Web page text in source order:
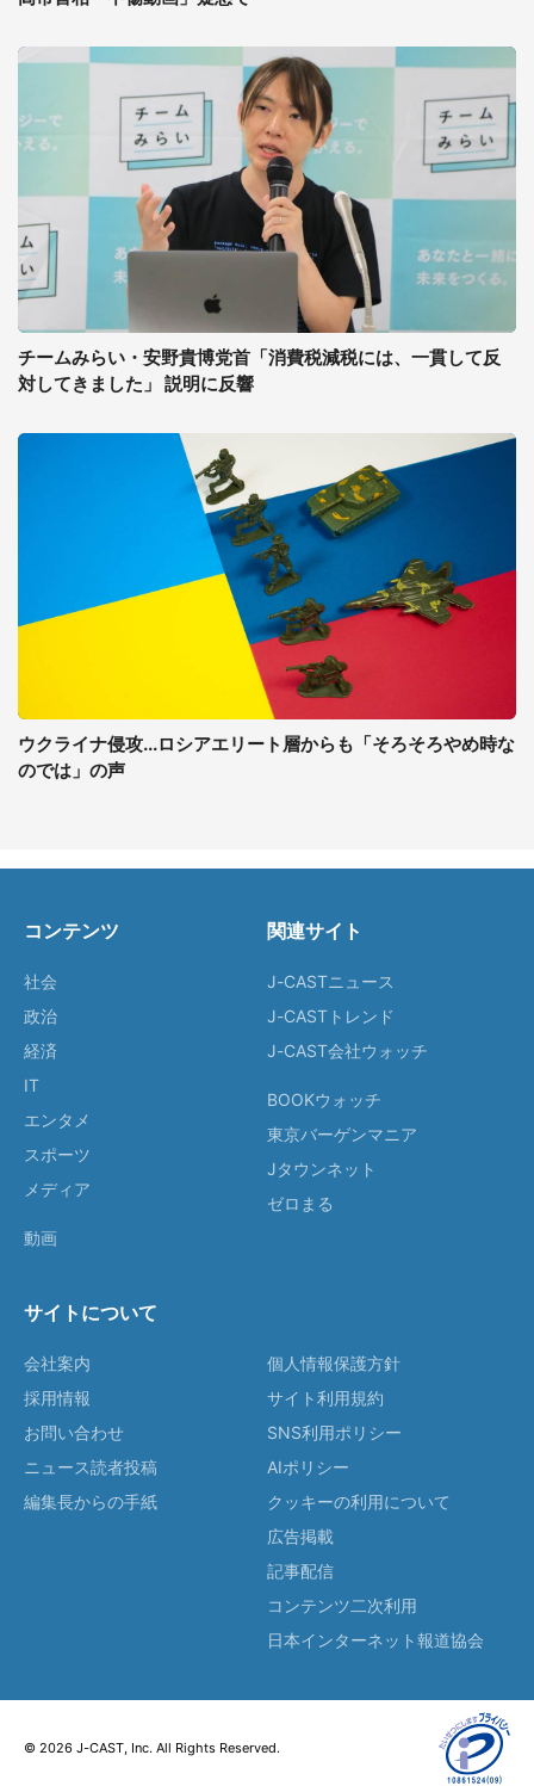
チームみらい・安野貴博党首「消費税減税には、一貫して反
対してきました」 説明に反響
ウクライナ侵攻...ロシアエリート層からも「そろそろやめ時な
のでは」の声
コンテンツ
社会
政治
経済
IT
エンタメ
スポーツ
メディア
動画
関連サイト
J-CASTニュース
J-CASTトレンド
J-CAST会社ウォッチ
BOOKウォッチ
東京バーゲンマニア
Jタウンネット
ゼロまる
サイトについて
会社案内
採用情報
お問い合わせ
ニュース読者投稿
編集長からの手紙
個人情報保護方針
サイト利用規約
SNS利用ポリシー
AIポリシー
クッキーの利用について
広告掲載
記事配信
コンテンツ二次利用
日本インターネット報道協会
© 2026 J-CAST, Inc. All Rights Reserved.